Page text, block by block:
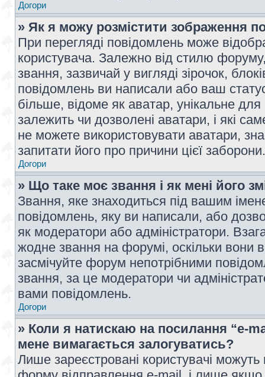
Догори
» Як я можу розмістити зображення
При перегляді повідомлень може
користувача. Залежно від стилю
звання, зазвичай у вигляді зірочок,
повідомлень ви написали або ваш
більше, відоме як аватар, унікальне
залежить чи дозволені аватари, і які
не можете використовувати аватари,
запитати його про причини цієї заборони.
Догори
» Що таке моє звання і як мені його
Звання, яке знаходиться під вашим
повідомлень, яку ви написали, або
як модератори або адміністратори.
жодне звання на форумі, оскільки вони
засмічуйте форум непотрібними
звання, за це модератори чи
вами повідомлень.
Догори
» Коли я натискаю на посилання “e-
мене вимагається залогуватись?
Лише зареєстровані користувачі